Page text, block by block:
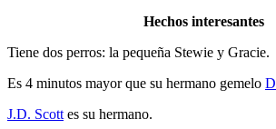
Hechos interesantes
Tiene dos perros: la pequeña Stewie y Gracie.
Es 4 minutos mayor que su hermano gemelo
J.D. Scott es su hermano.